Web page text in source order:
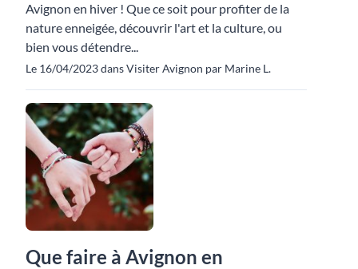
Avignon en hiver ! Que ce soit pour profiter de la
nature enneigée, découvrir l'art et la culture, ou
bien vous détendre...
Le 16/04/2023 dans Visiter Avignon par Marine L.
Que faire à Avignon en